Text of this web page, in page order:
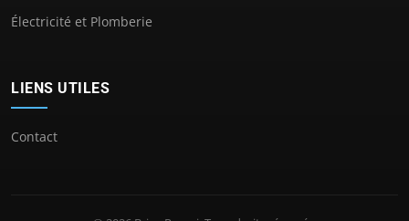
Électricité et Plomberie
LIENS UTILES
Contact